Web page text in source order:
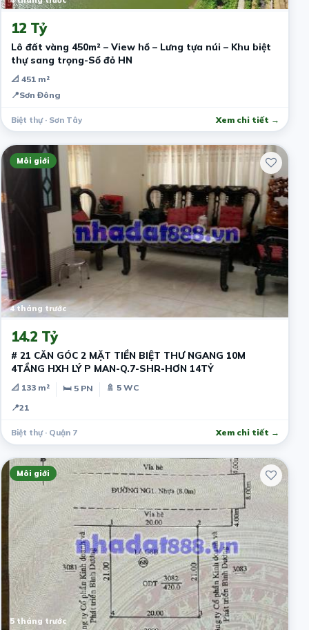
12 Tỷ
Lô đất vàng 450m² – View hồ – Lưng tựa núi – Khu biệt
thự sang trọng-Sổ đỏ HN
📐 451 m²
📍Sơn Đông
Biệt thự · Sơn Tây Xem chi tiết →
Môi giới
4 tháng trước
14.2 Tỷ
# 21 CĂN GÓC 2 MẶT TIỀN BIỆT THƯ NGANG 10M
4TẦNG HXH LÝ P MAN-Q.7-SHR-HƠN 14TỶ
📐 133 m² 🛏 5 PN
🚿 5 WC
📍21
Biệt thự · Quận 7 Xem chi tiết →
Môi giới
5 tháng trước